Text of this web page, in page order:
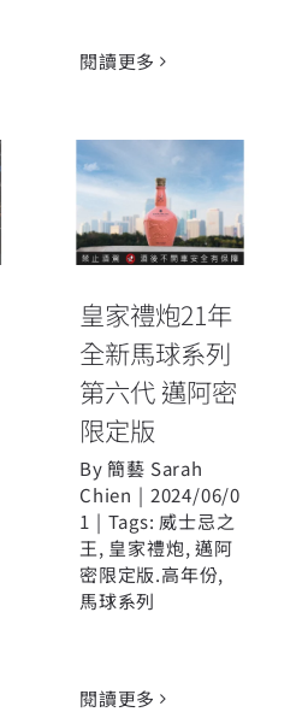
閱讀更多
皇家禮炮21年
全新馬球系列
第六代 邁阿密
皇家禮炮21年
全新馬球系列
第六代 邁阿密
限定版
By簡藝 Sarah
Chien | 2024/06/0
1 | Tags: 威士忌之
王, 皇家禮炮,邁阿
密限定版.高年份,
馬球系列
閱讀更多